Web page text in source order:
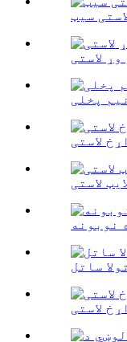
سیټ
لاستی
پخلی
لاستی
لاستی
نوبونه
ساتل
لاستی